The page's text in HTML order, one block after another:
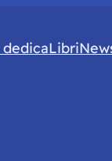
Libri